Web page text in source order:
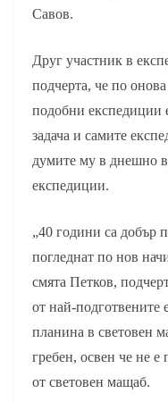
Савов.
Друг участник в
подчерта, че по
подобни експедиции
задача и самите
думите му в днешно
експедиции.
„40 години са добър
погледнат по нов
смята Петков,
от най-подготвените
планина в световен
гребен, освен че не
от световен мащаб.